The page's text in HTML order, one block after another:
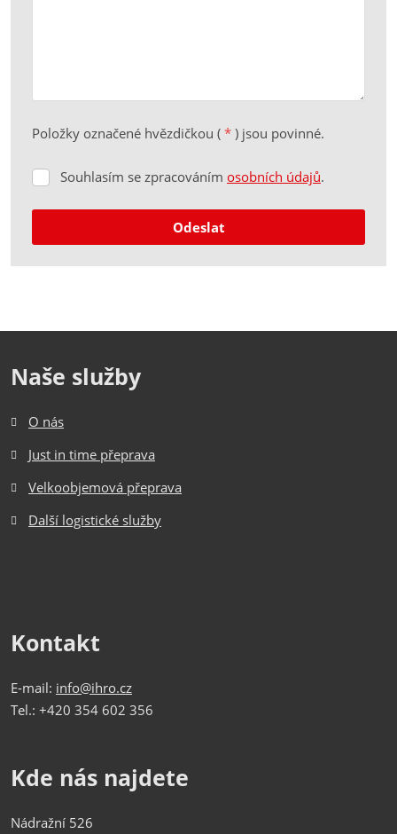
Položky označené hvězdičkou ( * ) jsou povinné.
Souhlasím
zpracováním
Souhlasím se zpracováním osobních údajů.
Odeslat
Naše služby
O nás
Just in time přeprava
Velkoobjemová přeprava
Další logistické služby
Kontakt
E-mail: info@ihro.cz
Tel.: +420 354 602 356
Kde nás najdete
Nádražní 526